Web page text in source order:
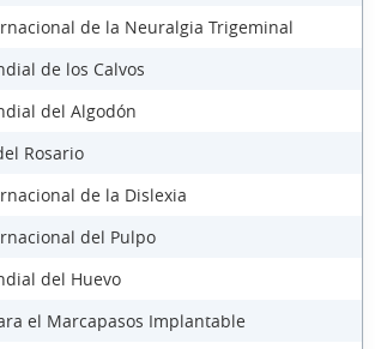
de la Neuralgia Trigeminal
de los Calvos
del Algodón
Rosario
de la Dislexia
del Pulpo
del Huevo
el Marcapasos Implantable